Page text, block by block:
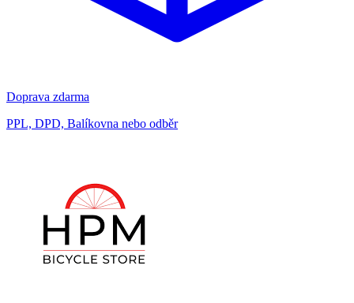
Doprava zdarma
PPL, DPD, Balíkovna nebo odběr